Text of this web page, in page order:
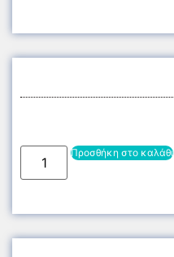
Προσθήκη στο καλάθι